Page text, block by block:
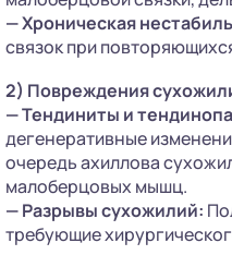
— Хроническая
связок при
2) Повреждения
— Тендиниты и
дегенеративные
очередь ахиллова
малоберцовых мышц.
— Разрывы сухожилий:
требующие